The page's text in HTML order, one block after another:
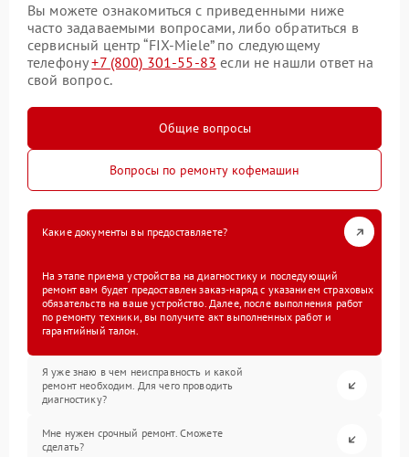
Вы можете ознакомиться с приведенными ниже
часто задаваемыми вопросами, либо обратиться в
сервисный центр “FIX-Miele” по следующему
телефону+7 (800) 301-55-83 если не нашли ответ на
свой вопрос.
Общие вопросы
Вопросы по ремонту кофемашин
Какие документы вы предоставляете?
На этапе приема устройства на диагностику и последующий
ремонт вам будет предоставлен заказ-наряд с указанием страховых
обязательств на ваше устройство. Далее, после выполнения работ
по ремонту техники, вы получите акт выполненных работ и
гарантийный талон.
Я уже знаю в чем неисправность и какой
ремонт необходим. Для чего проводить
диагностику?
Мне нужен срочный ремонт. Сможете
сделать?